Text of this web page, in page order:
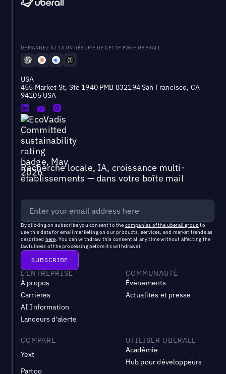
DEMANDEZ À L'IA UN RÉSUMÉ DE CETTE PAGE UBERALL
USA
455 Market St, Ste 1940 PMB 832194 San Francisco, CA
94105 USA
Recherche locale, IA, croissance multi-
établissements — dans votre boîte mail
By clicking on subscribe you consent to the companies of the uberall groupto
use this data for email marketing on our products, services, and market trends as
described here. You can withdraw this consent at any time without affecting the
lawfulness of the processing before its withdrawal.
L'ENTREPRISE
À propos
Carrières
AI Information
Lanceurs d'alerte
COMMUNAUTÉ
Évènements
Actualités et presse
COMPARE
Yext
Partoo
UTILISER UBERALL
Académie
Hub pour développeurs